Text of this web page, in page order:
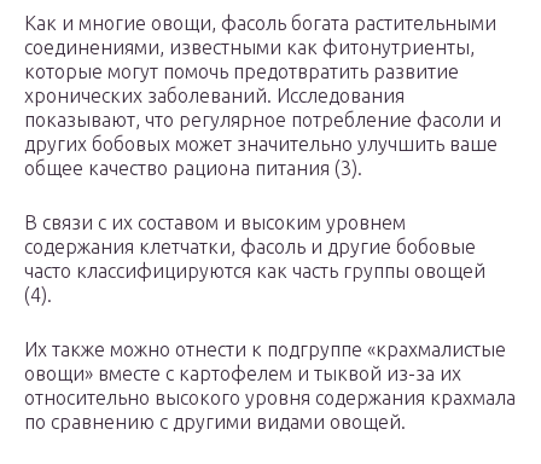
Как и многие овощи, фасоль богата растительными
соединениями, известными как фитонутриенты,
которые могут помочь предотвратить развитие
хронических заболеваний. Исследования
показывают, что регулярное потребление фасоли и
других бобовых может значительно улучшить ваше
общее качество рациона питания (3).
В связи с их составом и высоким уровнем
содержания клетчатки, фасоль и другие бобовые
часто классифицируются как часть группы овощей
(4).
Их также можно отнести к подгруппе «крахмалистые
овощи» вместе с картофелем и тыквой из-за их
относительно высокого уровня содержания крахмала
по сравнению с другими видами овощей.